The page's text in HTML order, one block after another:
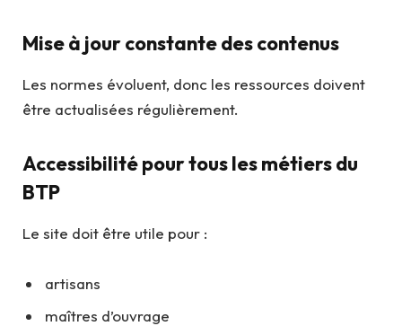
Mise à jour constante des contenus
Les normes évoluent, donc les ressources doivent
être actualisées régulièrement.
Accessibilité pour tous les métiers du
BTP
Le site doit être utile pour :
artisans
maîtres d’ouvrage